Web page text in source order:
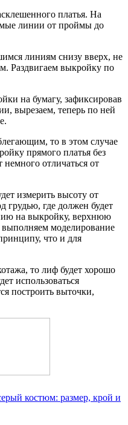
платья. На
линии от проймы до
линиям снизу вверх, не
Раздвигаем выкройку по
на бумагу, зафиксировав
вырезаем, теперь по ней
то в этом случае
прямого платья без
отличаться от
измерить высоту от
грудью, где должен будет
на выкройку, верхнюю
выполняем моделирование
что и для
то лиф будет хорошо
использоваться
построить выточки,
костюм: размер, крой и